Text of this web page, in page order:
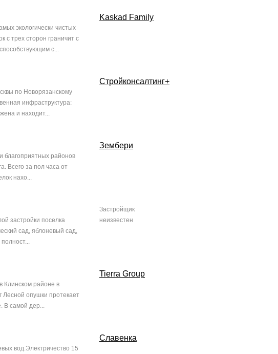
экологически чистых
с трех сторон граничит с
с...
Kaskad Family
по Новорязанскому
инфраструктура:
и находит...
Стройконсалтинг+
благоприятных районов
Всего за пол часа от
нахо...
Зембери
застройки поселка
сад, яблоневый сад,
Застройщик
неизвестен
Клинском районе в
Лесной опушки протекает
В самой дер...
Tierra Group
вод.Электричество 15
Славенка